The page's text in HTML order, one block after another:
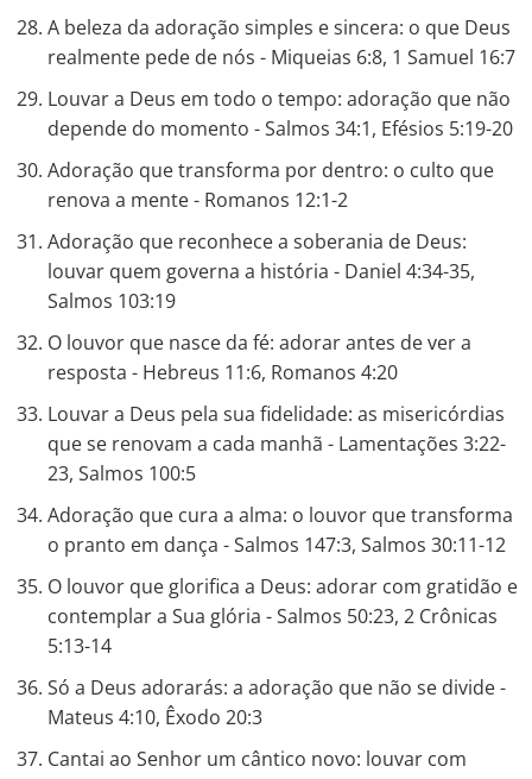
A beleza da adoração simples e sincera: o que Deus
realmente pede de nós - Miqueias 6:8, 1 Samuel 16:7
Louvar a Deus em todo o tempo: adoração que não
depende do momento - Salmos 34:1, Efésios 5:19-20
Adoração que transforma por dentro: o culto que
renova a mente - Romanos 12:1-2
Adoração que reconhece a soberania de Deus:
louvar quem governa a história - Daniel 4:34-35,
Salmos 103:19
O louvor que nasce da fé: adorar antes de ver a
resposta - Hebreus 11:6, Romanos 4:20
Louvar a Deus pela sua fidelidade: as misericórdias
que se renovam a cada manhã - Lamentações 3:22-
23, Salmos 100:5
Adoração que cura a alma: o louvor que transforma
o pranto em dança - Salmos 147:3, Salmos 30:11-12
O louvor que glorifica a Deus: adorar com gratidão e
contemplar a Sua glória - Salmos 50:23, 2 Crônicas
5:13-14
Só a Deus adorarás: a adoração que não se divide -
Mateus 4:10, Êxodo 20:3
Cantai ao Senhor um cântico novo: louvar com